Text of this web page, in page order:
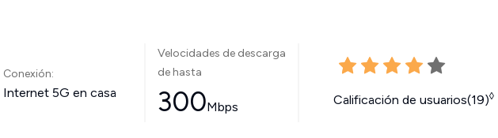
Conexión:
Internet 5G en casa
Velocidades de descarga
de hasta
300Mbps Calificación de usuarios(19)◊